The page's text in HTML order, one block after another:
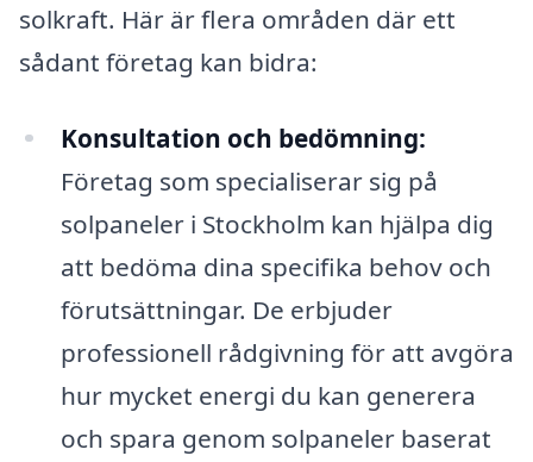
solkraft. Här är flera områden där ett
sådant företag kan bidra:
Konsultation och bedömning:
Företag som specialiserar sig på
solpaneler i Stockholm kan hjälpa dig
att bedöma dina specifika behov och
förutsättningar. De erbjuder
professionell rådgivning för att avgöra
hur mycket energi du kan generera
och spara genom solpaneler baserat